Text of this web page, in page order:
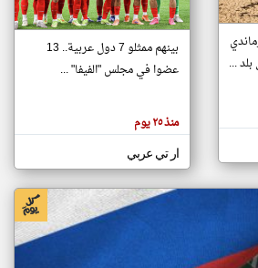
تغيير الدولة
اخبار جزر القمر على مدار الساعة
أهم اخبار جزر القمر العاجلة والمباشرة
...
بينهم ممثلو 7 دول عربية.. 13
عضوا في مجلس "الفيفا" ...
منذ ٢٥ يوم
ار تي عربي
klyoum.com